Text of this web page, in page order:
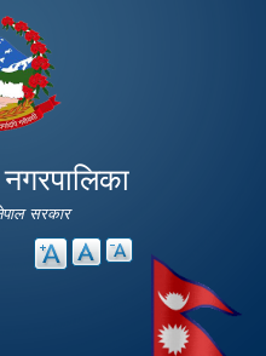
नगरपालिका
सरकार